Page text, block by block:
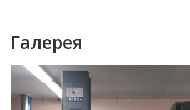
Галерея